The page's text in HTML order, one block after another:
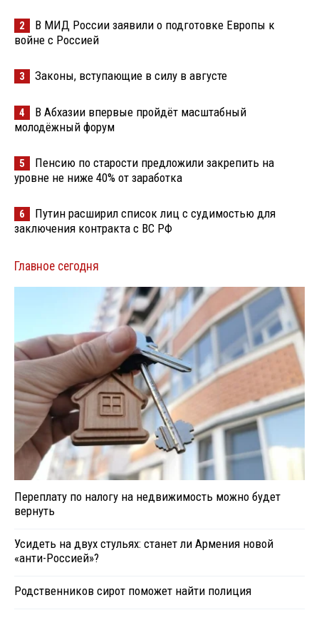
2
В МИД России заявили о подготовке Европы к
войне с Россией
3 Законы, вступающие в силу в августе
4
В Абхазии впервые пройдёт масштабный
молодёжный форум
5
Пенсию по старости предложили закрепить на
уровне не ниже 40% от заработка
6
Путин расширил список лиц с судимостью для
заключения контракта с ВС РФ
Главное сегодня
Переплату по налогу на недвижимость можно будет
вернуть
Усидеть на двух стульях: станет ли Армения новой
«анти-Россией»?
Родственников сирот поможет найти полиция